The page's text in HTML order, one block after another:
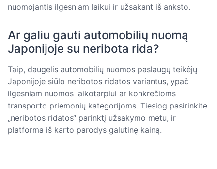
nuomojantis ilgesniam laikui ir užsakant iš anksto.
Ar galiu gauti automobilių nuomą
Japonijoje su neribota rida?
Taip, daugelis automobilių nuomos paslaugų teikėjų
Japonijoje siūlo neribotos ridatos variantus, ypač
ilgesniam nuomos laikotarpiui ar konkrečioms
transporto priemonių kategorijoms. Tiesiog pasirinkite
„neribotos ridatos“ parinktį užsakymo metu, ir
platforma iš karto parodys galutinę kainą.